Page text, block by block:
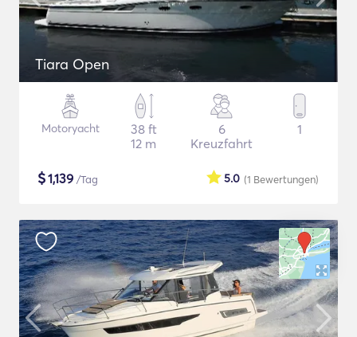
Tiara Open
Motoryacht
38 ft
12 m
6
Kreuzfahrt
1
$1,139 /Tag (1 Bewertungen)
5.0